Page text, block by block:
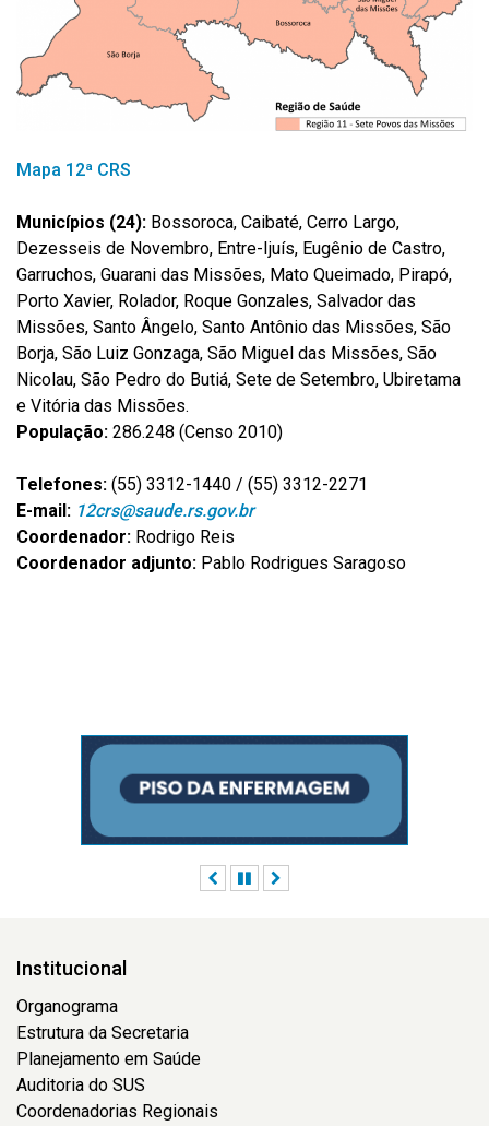
Mapa 12ª CRS
Municípios (24): Bossoroca, Caibaté, Cerro Largo,
Dezesseis de Novembro, Entre-Ijuís, Eugênio de Castro,
Garruchos, Guarani das Missões, Mato Queimado, Pirapó,
Porto Xavier, Rolador, Roque Gonzales, Salvador das
Missões, Santo Ângelo, Santo Antônio das Missões, São
Borja, São Luiz Gonzaga, São Miguel das Missões, São
Nicolau, São Pedro do Butiá, Sete de Setembro, Ubiretama
e Vitória das Missões.
População: 286.248 (Censo 2010)
Telefones: (55) 3312-1440 / (55) 3312-2271
E-mail: 12crs@saude.rs.gov.br
Coordenador: Rodrigo Reis
Coordenador adjunto: Pablo Rodrigues Saragoso
AnteriorPausar
Institucional
Organograma
Estrutura da Secretaria
Planejamento em Saúde
Auditoria do SUS
Coordenadorias Regionais